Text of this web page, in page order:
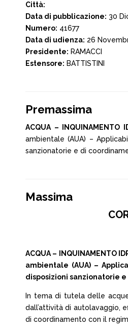
Città:
Data di pubblicazione: 30
Numero: 41677
Data di udienza: 26
Presidente: RAMACCI
Estensore: BATTISTINI
Premassima
ACQUA – INQUINAMENTO
ambientale (AUA) –
sanzionatorie e di
Massima
ACQUA –
ambientale (AUA) –
disposizioni sanzionatorie
In tema di tutela delle
dall’attività di autolavaggio,
di coordinamento con il